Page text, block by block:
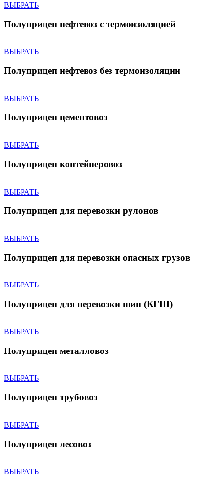
ВЫБРАТЬ
Полуприцеп нефтевоз с термоизоляцией
ВЫБРАТЬ
Полуприцеп нефтевоз без термоизоляции
ВЫБРАТЬ
Полуприцеп цементовоз
ВЫБРАТЬ
Полуприцеп контейнеровоз
ВЫБРАТЬ
Полуприцеп для перевозки рулонов
ВЫБРАТЬ
Полуприцеп для перевозки опасных грузов
ВЫБРАТЬ
Полуприцеп для перевозки шин (КГШ)
ВЫБРАТЬ
Полуприцеп металловоз
ВЫБРАТЬ
Полуприцеп трубовоз
ВЫБРАТЬ
Полуприцеп лесовоз
ВЫБРАТЬ